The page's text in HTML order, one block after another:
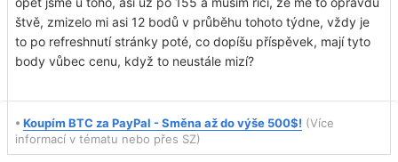
štvě, zmizelo mi asi 12 bodů v průběhu tohoto týdne, vždy je
to po refreshnutí stránky poté, co dopíšu příspěvek, mají tyto
body vůbec cenu, když to neustále mizí?
• Koupím BTC za PayPal - Směna až do výše 500$! (Více
informací v tématu nebo přes SZ)